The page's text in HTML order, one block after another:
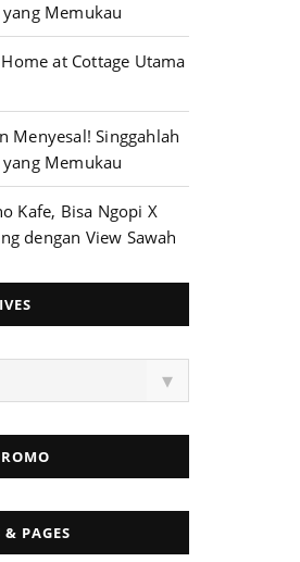
Memukau
at Cottage Utama
Menyesal! Singgahlah
Memukau
Kafe, Bisa Ngopi X
dengan View Sawah
▾
& PAGES